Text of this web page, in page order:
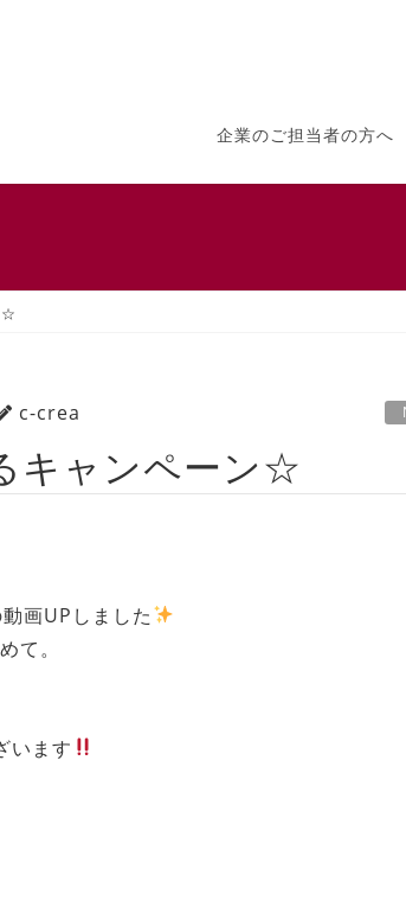
企業のご担当者の方へ
☆
c-crea
キャンペーン☆
画UPしました
て。
います